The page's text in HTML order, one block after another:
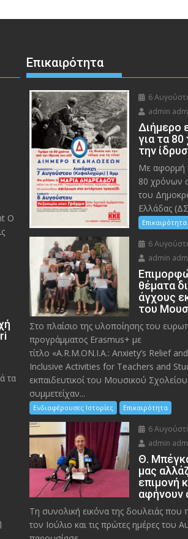
O
τα
Επικαιρότητα
6
admin
Διήμερο
για τα 80
την
Με αφορμή
80 χρόνων
του
Ελλάδας
Επικαιρότητα
6
admin
θέματα
άγχους
του
Στο πλαίσιο της υλοποίησης του
προγράμματος Erasmus+ με
τίτλο «A.R.M.ON.I.A.: Anxiety’s Relief
Inclusive Activities for Teachers and
εκπαιδευτικοί του Μουσικού
συμμετείχαν...
Ενδιαφέρουσες Ιστορίες Επικαιρότητα
6
admin
Θ.
μας
επιμονή
αφήνουν
Τη συνολική εικόνα της δουλειάς που
τον Ιούλιο και τις πρώτες ημέρες του